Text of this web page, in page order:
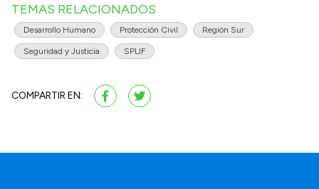
TEMAS RELACIONADOS
Desarrollo Humano Protección Civil Región Sur
Seguridad y Justicia SPLIF
COMPARTIR EN: